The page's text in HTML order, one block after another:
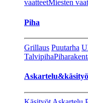
vaatteetMiesten
Piha
Grillaus Puutarha
Talvipiha